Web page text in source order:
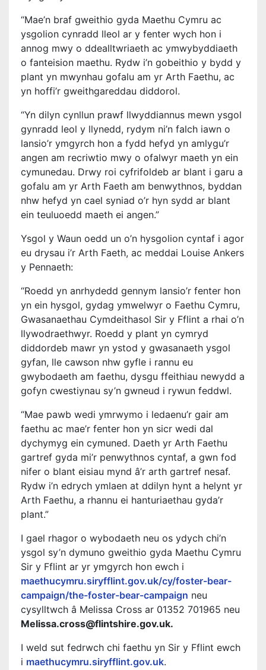
“Mae’n braf gweithio gyda Maethu Cymru ac
ysgolion cynradd lleol ar y fenter wych hon i
annog mwy o ddealltwriaeth ac ymwybyddiaeth
o fanteision maethu. Rydw i’n gobeithio y bydd y
plant yn mwynhau gofalu am yr Arth Faethu, ac
yn hoffi’r gweithgareddau diddorol.
“Yn dilyn cynllun prawf llwyddiannus mewn ysgol
gynradd leol y llynedd, rydym ni’n falch iawn o
lansio’r ymgyrch hon a fydd hefyd yn amlygu’r
angen am recriwtio mwy o ofalwyr maeth yn ein
cymunedau. Drwy roi cyfrifoldeb ar blant i garu a
gofalu am yr Arth Faeth am benwythnos, byddan
nhw hefyd yn cael syniad o’r hyn sydd ar blant
ein teuluoedd maeth ei angen.”
Ysgol y Waun oedd un o’n hysgolion cyntaf i agor
eu drysau i’r Arth Faeth, ac meddai Louise Ankers
y Pennaeth:
“Roedd yn anrhydedd gennym lansio’r fenter hon
yn ein hysgol, gydag ymwelwyr o Faethu Cymru,
Gwasanaethau Cymdeithasol Sir y Fflint a rhai o’n
llywodraethwyr. Roedd y plant yn cymryd
diddordeb mawr yn ystod y gwasanaeth ysgol
gyfan, lle cawson nhw gyfle i rannu eu
gwybodaeth am faethu, dysgu ffeithiau newydd a
gofyn cwestiynau sy’n gwneud i rywun feddwl.
“Mae pawb wedi ymrwymo i ledaenu’r gair am
faethu ac mae’r fenter hon yn sicr wedi dal
dychymyg ein cymuned. Daeth yr Arth Faethu
gartref gyda mi’r penwythnos cyntaf, a gwn fod
nifer o blant eisiau mynd â’r arth gartref nesaf.
Rydw i’n edrych ymlaen at ddilyn hynt a helynt yr
Arth Faethu, a rhannu ei hanturiaethau gyda’r
plant.”
I gael rhagor o wybodaeth neu os ydych chi’n
ysgol sy’n dymuno gweithio gyda Maethu Cymru
Sir y Fflint ar yr ymgyrch hon ewch i
maethucymru.siryfflint.gov.uk/cy/foster-bear-
campaign/the-foster-bear-campaign neu
cysylltwch â Melissa Cross ar 01352 701965 neu
Melissa.cross@flintshire.gov.uk.
I weld sut fedrwch chi faethu yn Sir y Fflint ewch
i maethucymru.siryfflint.gov.uk.